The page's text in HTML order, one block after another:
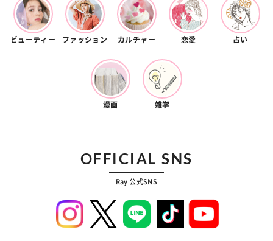
ビューティー ファッション カルチャー 恋愛 占い
漫画 雑学
OFFICIAL SNS
Ray 公式SNS